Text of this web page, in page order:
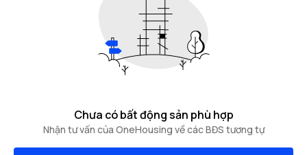
Chưa có bất động sản phù hợp
Nhận tư vấn của OneHousing về các BĐS tương tự